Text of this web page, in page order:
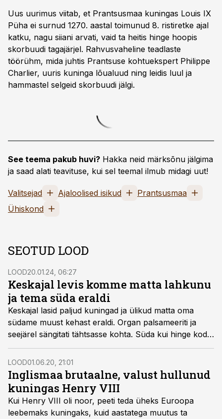
Uus uurimus viitab, et Prantsusmaa kuningas Louis IX
Püha ei surnud 1270. aastal toimunud 8. ristiretke ajal
katku, nagu siiani arvati, vaid ta heitis hinge hoopis
skorbuudi tagajärjel. Rahvusvaheline teadlaste
töörühm, mida juhtis Prantsuse kohtuekspert Philippe
Charlier, uuris kuninga lõualuud ning leidis luul ja
hammastel selgeid skorbuudi jälgi.
See teema pakub huvi? Hakka neid märksõnu jälgima
ja saad alati teavituse, kui sel teemal ilmub midagi uut!
Valitsejad Ajaloolised isikud
Prantsusmaa
Ühiskond
SEOTUD LOOD
LOOD20.01.24, 06:27
Keskajal levis komme matta lahkunu
ja tema süda eraldi
Keskajal lasid paljud kuningad ja ülikud matta oma
südame muust kehast eraldi. Organ palsameeriti ja
seejärel sängitati tähtsasse kohta. Süda kui hinge koda
kaasati halastamatusse võitlusse maa, võimu ja au
pärast.
LOOD01.06.20, 21:01
Inglismaa brutaalne, valust hullunud
kuningas Henry VIII
Kui Henry VIII oli noor, peeti teda üheks Euroopa
leebemaks kuningaks, kuid aastatega muutus ta